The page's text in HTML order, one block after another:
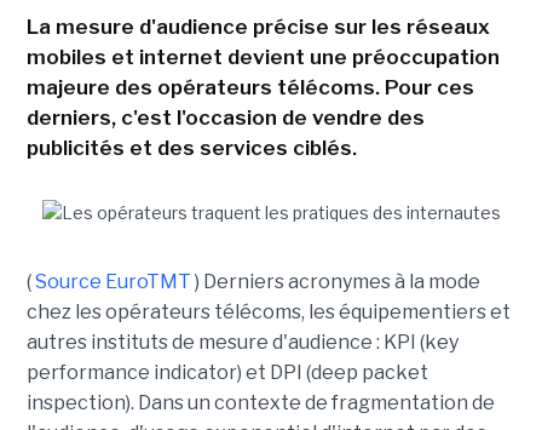
La mesure d'audience précise sur les réseaux
mobiles et internet devient une préoccupation
majeure des opérateurs télécoms. Pour ces
derniers, c'est l'occasion de vendre des
publicités et des services ciblés.
(Source EuroTMT ) Derniers acronymes à la mode
chez les opérateurs télécoms, les équipementiers et
autres instituts de mesure d'audience : KPI (key
performance indicator) et DPI (deep packet
inspection). Dans un contexte de fragmentation de